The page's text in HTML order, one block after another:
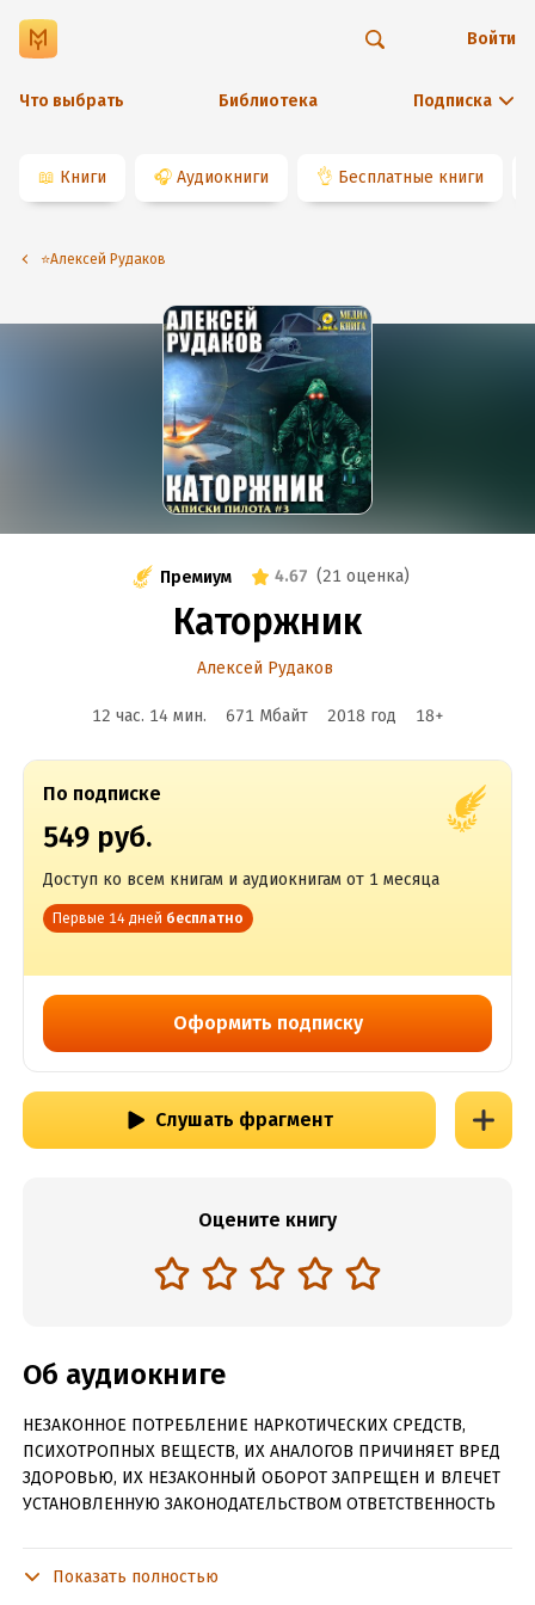
Что выбрать Библиотека Подписка
Войти
📖 Книги 🎧 Аудиокниги 👌 Бесплатные книги
⭐️Алексей Рудаков
Премиум 4.67 (21 оценка)
Каторжник
Алексей Рудаков
12 час. 14 мин. 671 Мбайт 2018 год 18+
По подписке
549 руб.
Доступ ко всем книгам и аудиокнигам от 1 месяца
Первые 14 дней бесплатно
Оформить подписку
Слушать фрагмент
Оцените книгу
Об аудиокниге
НЕЗАКОННОЕ ПОТРЕБЛЕНИЕ НАРКОТИЧЕСКИХ СРЕДСТВ,
ПСИХОТРОПНЫХ ВЕЩЕСТВ, ИХ АНАЛОГОВ ПРИЧИНЯЕТ ВРЕД
ЗДОРОВЬЮ, ИХ НЕЗАКОННЫЙ ОБОРОТ ЗАПРЕЩЕН И ВЛЕЧЕТ
УСТАНОВЛЕННУЮ ЗАКОНОДАТЕЛЬСТВОМ ОТВЕТСТВЕННОСТЬ
веществах, употребление которых опасно для здоровья. Их
Показать полностью